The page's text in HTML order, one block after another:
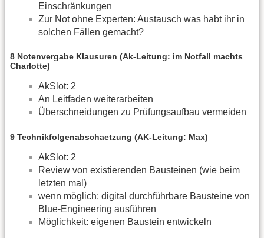
Einschränkungen
Zur Not ohne Experten: Austausch was habt ihr in
solchen Fällen gemacht?
8 Notenvergabe Klausuren (Ak-Leitung: im Notfall machts
Charlotte)
AkSlot: 2
An Leitfaden weiterarbeiten
Überschneidungen zu Prüfungsaufbau vermeiden
9 Technikfolgenabschaetzung (AK-Leitung: Max)
AkSlot: 2
Review von existierenden Bausteinen (wie beim
letzten mal)
wenn möglich: digital durchführbare Bausteine von
Blue-Engineering ausführen
Möglichkeit: eigenen Baustein entwickeln